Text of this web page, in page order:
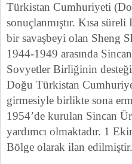
Türkistan Cumhuriyeti
sonuçlanmıştır. Kısa
bir savaşbeyi olan Sheng
1944-1949 arasında
Sovyetler Birliğinin
Doğu Türkistan
girmesiyle birlikte sona
1954’de kurulan Sincan
yardımcı olmaktadır. 1
Bölge olarak ilan